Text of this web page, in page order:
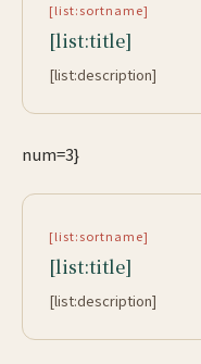
[list:sortname]
[list:title]
[list:description]
num=3}
[list:sortname]
[list:title]
[list:description]